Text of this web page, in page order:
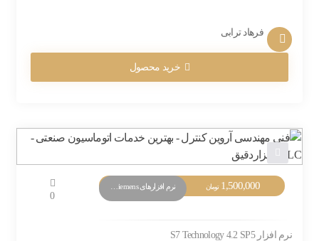
فرهاد ترابی
خرید محصول
1,500,000 تومان نرم افزارهای PLC Siemens
0
نرم افزار S7 Technology 4.2 SP5